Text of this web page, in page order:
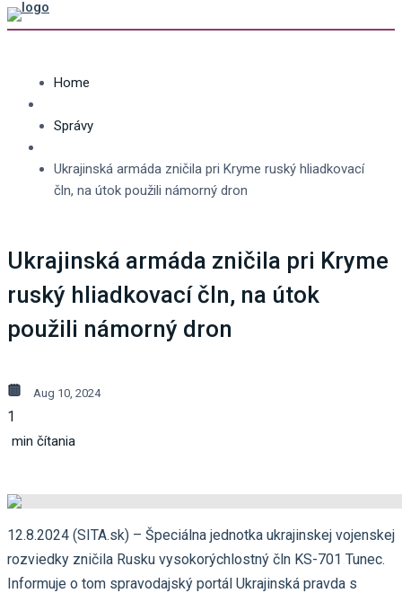
Home
Správy
Ukrajinská armáda zničila pri Kryme ruský hliadkovací
čln, na útok použili námorný dron
Ukrajinská armáda zničila pri Kryme
ruský hliadkovací čln, na útok
použili námorný dron
Aug 10, 2024
1
min čítania
12.8.2024 (SITA.sk) – Špeciálna jednotka ukrajinskej vojenskej
rozviedky zničila Rusku vysokorýchlostný čln KS-701 Tunec.
Informuje o tom spravodajský portál Ukrajinská pravda s